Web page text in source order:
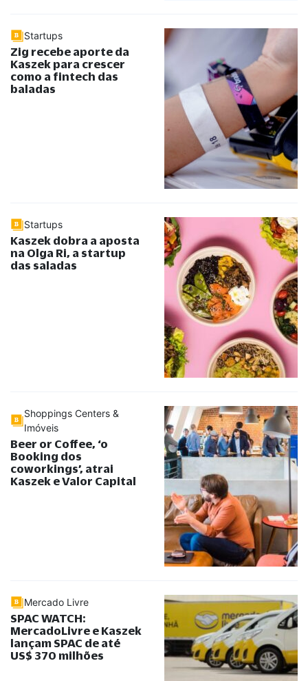
Startups
Zig recebe aporte da
Kaszek para crescer
como a fintech das
baladas
Startups
Kaszek dobra a aposta
na Olga Ri, a startup
das saladas
Shoppings Centers &
Imóveis
Beer or Coffee, ‘o
Booking dos
coworkings’, atrai
Kaszek e Valor Capital
Mercado Livre
SPAC WATCH:
MercadoLivre e Kaszek
lançam SPAC de até
US$ 370 milhões